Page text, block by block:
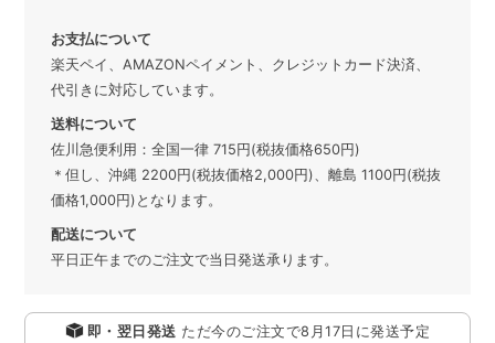
お支払について
楽天ペイ、AMAZONペイメント、クレジットカード決済、
代引きに対応しています。
送料について
佐川急便利用：全国一律 715円(税抜価格650円)
＊但し、沖縄 2200円(税抜価格2,000円)、離島 1100円(税抜
価格1,000円)となります。
配送について
平日正午までのご注文で当日発送承ります。
即・翌日発送 ただ今のご注文で8月17日 に発送予定